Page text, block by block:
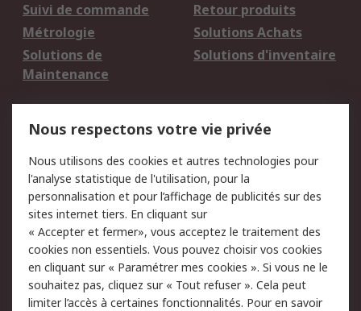
Suivi de commande
Retour produits
Métrologie
Solutions Achats
Solutions de
Maintenance
Solutions d'inventaire
du site
Politique de protection
des données - Mise à
jour
Sécurité des E-mails
Conditions générales
de vente
Politique anti-
corruption
Campagnes marketing
Nous respectons votre vie privée
Nous utilisons des cookies et autres technologies pour
l'analyse statistique de l'utilisation, pour la
personnalisation et pour l’affichage de publicités sur des
sites internet tiers. En cliquant sur
« Accepter et fermer», vous acceptez le traitement des
cookies non essentiels. Vous pouvez choisir vos cookies
en cliquant sur « Paramétrer mes cookies ». Si vous ne le
souhaitez pas, cliquez sur « Tout refuser ». Cela peut
limiter l’accès à certaines fonctionnalités. Pour en savoir